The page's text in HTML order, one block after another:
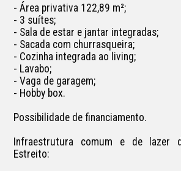
- Área privativa 122,89 m²;
- 3 suítes;
- Sala de estar e jantar integradas;
- Sacada com churrasqueira;
- Cozinha integrada ao living;
- Lavabo;
- Vaga de garagem;
- Hobby box.
Possibilidade de financiamento.
Infraestrutura comum e de lazer
Estreito: